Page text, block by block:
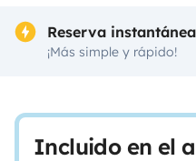
Reserva instantánea
¡Más simple y rápido!
Incluido en el